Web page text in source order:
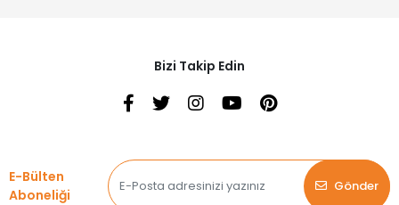
Bizi Takip Edin
E-Bülten
Aboneliği
Gönder